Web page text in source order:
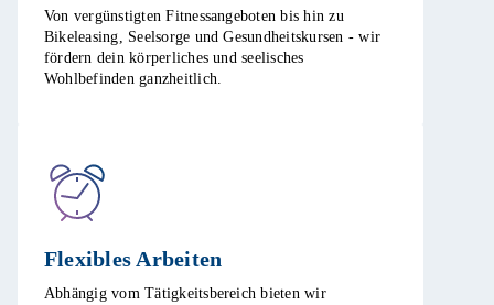
Von vergünstigten Fitnessangeboten bis hin zu
Bikeleasing, Seelsorge und Gesundheitskursen - wir
fördern dein körperliches und seelisches
Wohlbefinden ganzheitlich.​
Flexibles Arbeiten ​
Abhängig vom Tätigkeitsbereich bieten wir